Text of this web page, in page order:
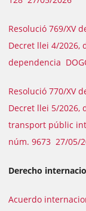
Resolució 769/XV
Decret llei 4/2026,
dependencia
Resolució 770/XV
Decret llei 5/2026,
transport públic
núm. 9673 27/05/
Derecho
Acuerdo